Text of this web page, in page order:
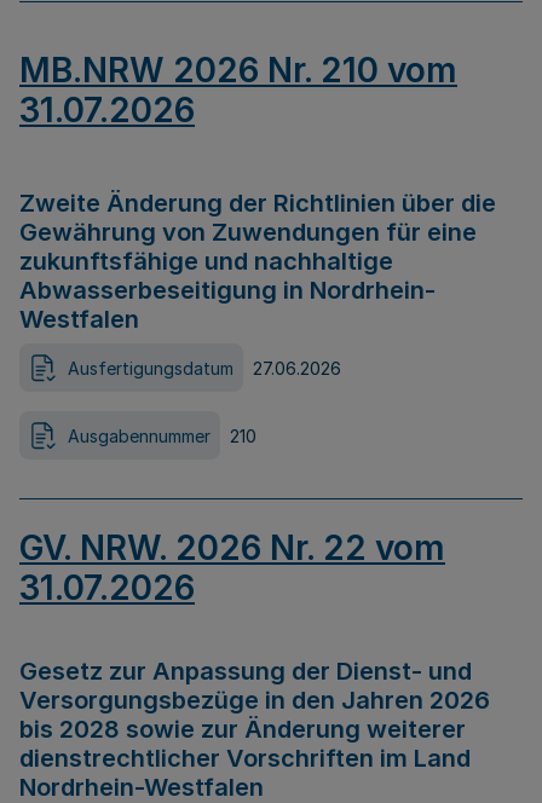
MB.NRW 2026 Nr. 210 vom
31.07.2026
Zweite Änderung der Richtlinien über die
Gewährung von Zuwendungen für eine
zukunftsfähige und nachhaltige
Abwasserbeseitigung in Nordrhein-
Westfalen
Ausfertigungsdatum 27.06.2026
Ausgabennummer 210
GV. NRW. 2026 Nr. 22 vom
31.07.2026
Gesetz zur Anpassung der Dienst- und
Versorgungsbezüge in den Jahren 2026
bis 2028 sowie zur Änderung weiterer
dienstrechtlicher Vorschriften im Land
Nordrhein-Westfalen